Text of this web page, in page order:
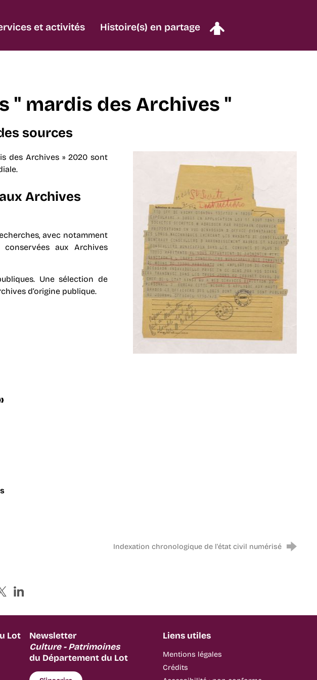
et activités Histoire(s) en partage
" mardis des Archives "
sources
des Archives » 2020 sont
Archives
avec notamment
aux Archives
Une sélection de
d’origine publique.
Indexation chronologique de l'état civil numérisé
sur Facebook
sur X
Partager sur LinkedIn
Lot
Newsletter
Culture - Patrimoines
du Département du Lot
Liens utiles
Mentions légales
Crédits